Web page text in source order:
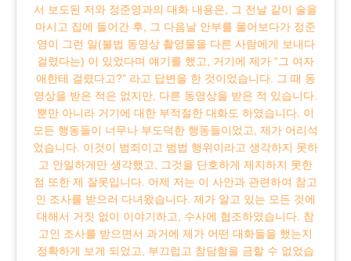
서 보도된 저와 정준영과의 대화 내용은, 그 전날 같이 술을
마시고 집에 들어간 후, 그 다음날 안부를 물어보다가 정준
영이 그런 일(불법 동영상 촬영물을 다른 사람에게 보내다
걸렸다는) 이 있었다며 얘기를 했고, 거기에 제가 “그 여자
애한테 걸렸다고?” 라고 답변을 한 것이었습니다. 그 때 동
영상을 받은 적은 없지만, 다른 동영상을 받은 적 있습니다.
뿐만 아니라 거기에 대한 부적절한 대화도 하였습니다. 이
모든 행동들이 너무나 부도덕한 행동들이었고, 제가 어리석
었습니다. 이것이 범죄이고 범법 행위이라고 생각하지 못하
고 안일하게만 생각했고, 그것을 단호하게 제지하지 못한
점 또한 제 잘못입니다. 어제 저는 이 사안과 관련하여 참고
인 조사를 받으러 다녀왔습니다. 제가 알고 있는 모든 것에
대해서 거짓 없이 이야기하고, 수사에 협조하였습니다. 참
고인 조사를 받으면서 과거에 제가 어떤 대화들을 했는지
정확하게 보게 되었고, 부끄럽고 참담함을 금할 수 없었습